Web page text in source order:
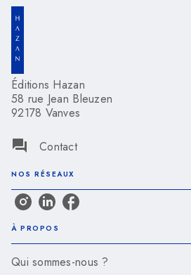
Éditions Hazan
58 rue Jean Bleuzen
92178 Vanves
question_answer Contact
NOS RÉSEAUX
À PROPOS
Qui sommes-nous ?